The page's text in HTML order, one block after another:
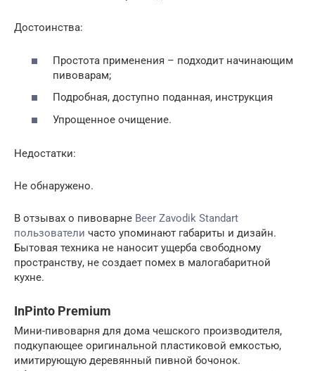
Достоинства:
Простота применения – подходит начинающим
пивоварам;
Подробная, доступно поданная, инструкция
Упрощенное очищение.
Недостатки:
Не обнаружено.
В отзывах о пивоварне Beer Zavodik Standart
пользователи часто упоминают габариты и дизайн.
Бытовая техника не наносит ущерба свободному
пространству, не создает помех в малогабаритной
кухне.
InPinto Premium
Мини-пивоварня для дома чешского производителя,
подкупающее оригинальной пластиковой емкостью,
имитирующую деревянный пивной бочонок.